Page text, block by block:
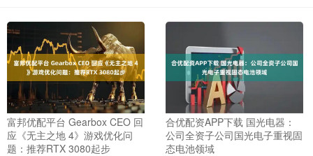
富邦优配平台 Gearbox CEO 回
应《无主之地 4》游戏优化问
题：推荐RTX 3080起步
合优配资APP下载 国光电器：
公司全资子公司国光电子重视固
态电池领域